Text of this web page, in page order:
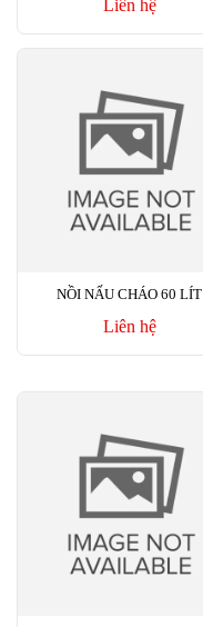
Liên hệ
NỒI NẤU CHÁO 60 LÍT
Liên hệ